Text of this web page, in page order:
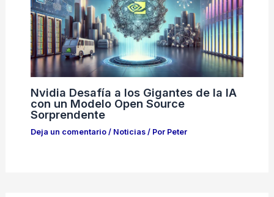
Nvidia Desafía a los Gigantes de la IA
con un Modelo Open Source
Sorprendente
Deja un comentario / Noticias/ Por Peter